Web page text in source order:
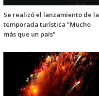
Se realizó el lanzamiento de la
temporada turística "Mucho
más que un país"